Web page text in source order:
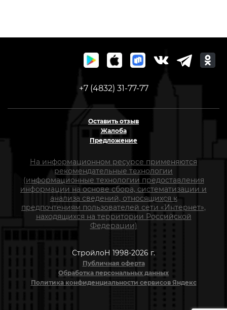
+7 (4832) 31-77-77
Оставить отзыв
Жалоба
Предложение
На информационном ресурсе применяются
рекомендательные технологии
(информационные технологии предоставления
информации на основе сбора, систематизации и
анализа сведений, относящихся к
предпочтениям пользователей сети «Интернет»,
находящихся на территории Российской
Федерации)
СтройлоН 1998-2026 г.
Публичная оферта
Обработка персональных данных
Политика конфиденциальности сервисов Яндекс